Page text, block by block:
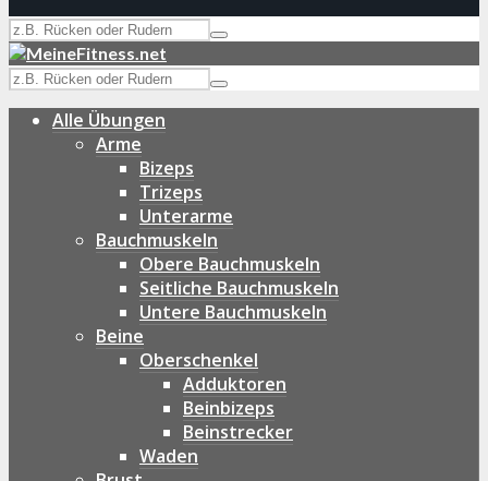
Alle Übungen
Arme
Bizeps
Trizeps
Unterarme
Bauchmuskeln
Obere Bauchmuskeln
Seitliche Bauchmuskeln
Untere Bauchmuskeln
Beine
Oberschenkel
Adduktoren
Beinbizeps
Beinstrecker
Waden